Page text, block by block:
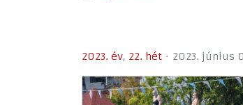
2023. év 22. hét 2023. június